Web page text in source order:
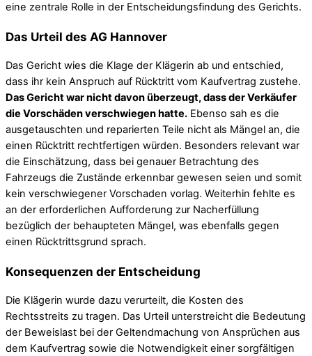
eine zentrale Rolle in der Entscheidungsfindung des Gerichts.
Das Urteil des AG Hannover
Das Gericht wies die Klage der Klägerin ab und entschied,
dass ihr kein Anspruch auf Rücktritt vom Kaufvertrag zustehe.
Das Gericht war nicht davon überzeugt, dass der Verkäufer
die Vorschäden verschwiegen hatte. Ebenso sah es die
ausgetauschten und reparierten Teile nicht als Mängel an, die
einen Rücktritt rechtfertigen würden. Besonders relevant war
die Einschätzung, dass bei genauer Betrachtung des
Fahrzeugs die Zustände erkennbar gewesen seien und somit
kein verschwiegener Vorschaden vorlag. Weiterhin fehlte es
an der erforderlichen Aufforderung zur Nacherfüllung
bezüglich der behaupteten Mängel, was ebenfalls gegen
einen Rücktrittsgrund sprach.
Konsequenzen der Entscheidung
Die Klägerin wurde dazu verurteilt, die Kosten des
Rechtsstreits zu tragen. Das Urteil unterstreicht die Bedeutung
der Beweislast bei der Geltendmachung von Ansprüchen aus
dem Kaufvertrag sowie die Notwendigkeit einer sorgfältigen